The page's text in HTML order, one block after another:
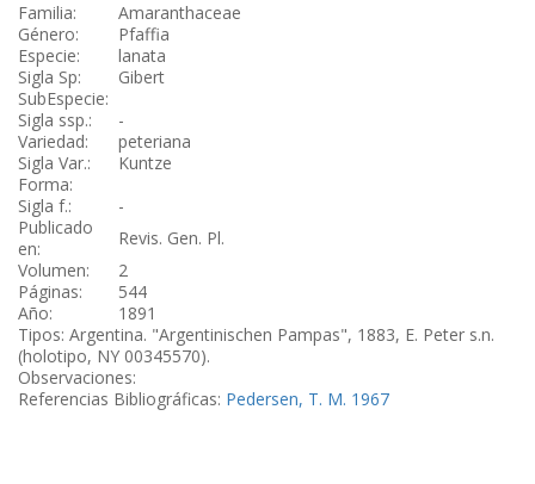
Familia:
Amaranthaceae
Género:
Pfaffia
Especie:
lanata
Sigla Sp:
Gibert
SubEspecie:
Sigla ssp.:
-
Variedad:
peteriana
Sigla Var.:
Kuntze
Forma:
Sigla f.:
-
Publicado
en:
Revis. Gen. Pl.
Volumen:
2
Páginas:
544
Año:
1891
Tipos: Argentina. "Argentinischen Pampas", 1883, E. Peter s.n.
(holotipo, NY 00345570).
Observaciones:
Referencias Bibliográficas: Pedersen, T. M. 1967